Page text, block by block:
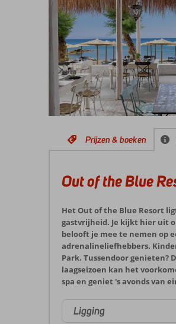
Prijzen & boeken
Out of the Blue
Het Out of the Blue Resort
gastvrijheid. Je kijkt hier uit
belooft je mee te nemen op
adrenalineliefhebbers.
Park. Tussendoor genieten?
laagseizoen kan het
spa en geniet 's avonds van
Ligging